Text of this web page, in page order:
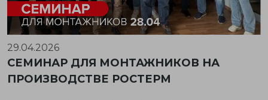
29.04.2026
СЕМИНАР ДЛЯ МОНТАЖНИКОВ НА
ПРОИЗВОДСТВЕ РОСТЕРМ